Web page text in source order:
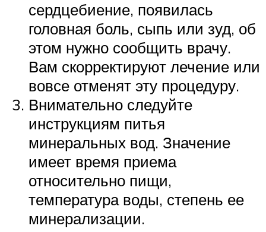
сердцебиение, появилась
головная боль, сыпь или зуд, об
этом нужно сообщить врачу.
Вам скорректируют лечение или
вовсе отменят эту процедуру.
Внимательно следуйте
инструкциям питья
минеральных вод. Значение
имеет время приема
относительно пищи,
температура воды, степень ее
минерализации.